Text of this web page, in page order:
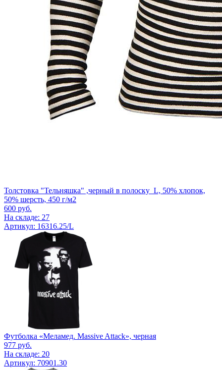
Толстовка "Тельняшка" ,черный в полоску_L, 50% хлопок,
50% шерсть, 450 г/м2
600 руб.
На складе: 27
Артикул: 16316.25/L
Футболка «Меламед. Massive Attack», черная
977 руб.
На складе: 20
Артикул: 70901.30